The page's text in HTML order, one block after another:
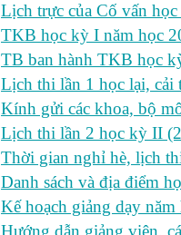
Lịch trực của Cố vấn học
TKB học kỳ I năm học
TB ban hành TKB học
Lịch thi lần 1 học lại, cải
Kính gửi các khoa, bộ
Lịch thi lần 2 học kỳ II
Thời gian nghỉ hè, lịch
Danh sách và địa điểm
Kế hoạch giảng dạy
Hướng dẫn giảng viên,